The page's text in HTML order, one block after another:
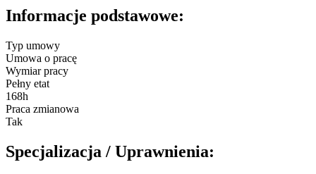
Informacje podstawowe:
Typ umowy
Umowa o pracę
Wymiar pracy
Pełny etat
168h
Praca zmianowa
Tak
Specjalizacja / Uprawnienia: